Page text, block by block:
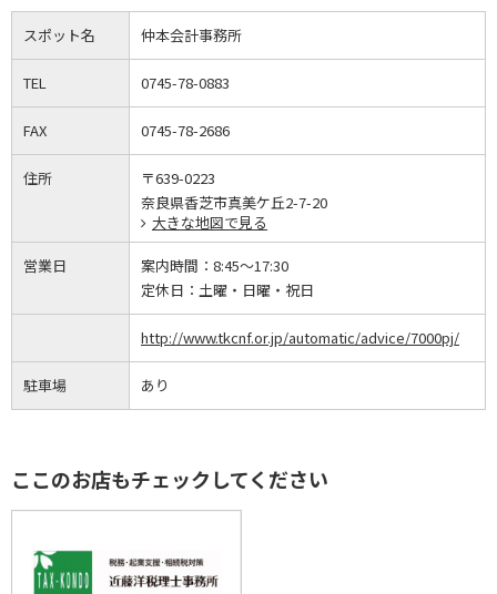
スポット名 仲本会計事務所
TEL 0745-78-0883
FAX 0745-78-2686
住所
〒639-0223
奈良県香芝市真美ケ丘2-7-20
大きな地図で見る
営業日 案内時間： 8:45～17:30
定休日： 土曜・日曜・祝日
http://www.tkcnf.or.jp/automatic/advice/7000pj/
駐車場 あり
ここのお店もチェックしてください